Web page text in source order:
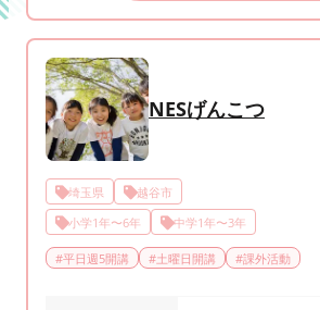
NESげんこつ
埼玉県
越谷市
小学1年〜6年
中学1年〜3年
#平日週5開講 #土曜日開講 #課外活動